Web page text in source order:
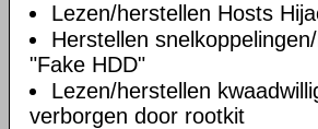
Lezen/herstellen Hosts
Herstellen
"Fake HDD"
Lezen/herstellen
verborgen door rootkit